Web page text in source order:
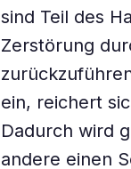
sind Teil des
Zerstörung
ein, reichert
Dadurch wird
andere einen